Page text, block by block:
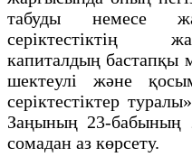
табуды немесе
серіктестіктің
капиталдың бастапқы
шектеулі және
серіктестіктер
Заңының 23-бабының
сомадан аз көрсету.